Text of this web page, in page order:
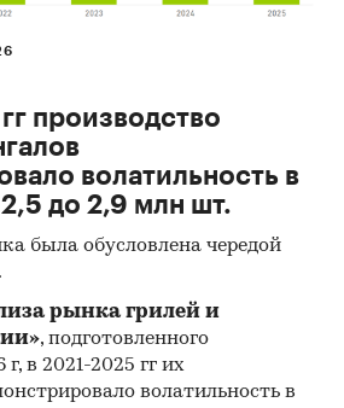
под легендой с
занимающимися
и реализацией исследуемой
производство
волатильность в
до 2,9 млн шт.
была обусловлена чередой
рынка грилей и
, подготовленного
в 2021-2025 гг их
волатильность в